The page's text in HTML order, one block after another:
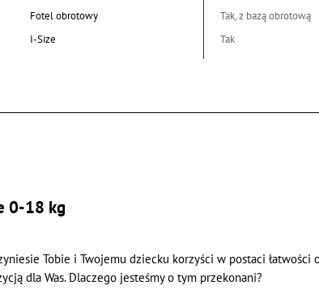
Fotel obrotowy
Tak, z bazą obrotową
I-Size
Tak
0-18 kg
Tobie i Twojemu dziecku korzyści w postaci łatwości
dla Was. Dlaczego jesteśmy o tym przekonani?